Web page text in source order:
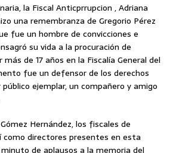
la Fiscal Anticprrupcion , Adriana
una remembranza de Gregorio Pérez
fue un hombre de convicciones e
su vida a la procuración de
de 17 años en la Fiscalía General del
fue un defensor de los derechos
ejemplar, un compañero y amigo
Hernández, los fiscales de
directores presentes en esta
de aplausos a la memoria del